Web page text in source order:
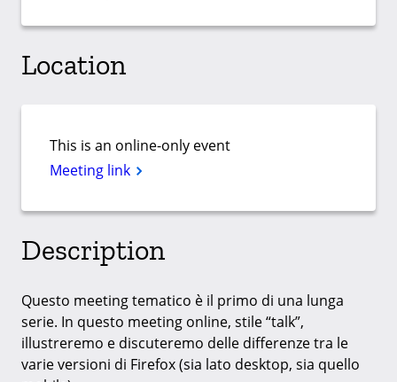
Location
This is an online-only event
Meeting link
Description
Questo meeting tematico è il primo di una lunga
serie. In questo meeting online, stile “talk”,
illustreremo e discuteremo delle differenze tra le
varie versioni di Firefox (sia lato desktop, sia quello